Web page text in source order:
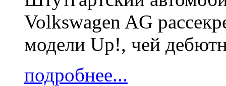
Volkswagen AG
модели Up!, чей
подробнее...